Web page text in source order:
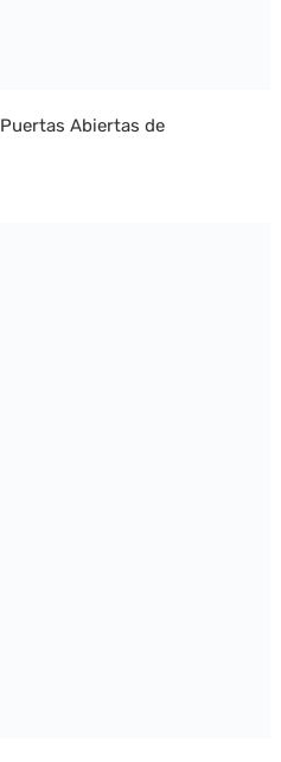
Abiertas de